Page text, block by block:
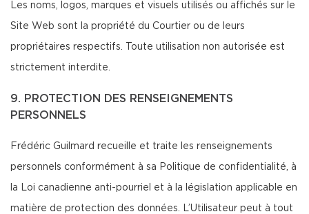
Les noms, logos, marques et visuels utilisés ou affichés sur le
Site Web sont la propriété du Courtier ou de leurs
propriétaires respectifs. Toute utilisation non autorisée est
strictement interdite.
9. PROTECTION DES RENSEIGNEMENTS
PERSONNELS
Frédéric Guilmard recueille et traite les renseignements
personnels conformément à sa Politique de confidentialité, à
la Loi canadienne anti-pourriel et à la législation applicable en
matière de protection des données. L’Utilisateur peut à tout